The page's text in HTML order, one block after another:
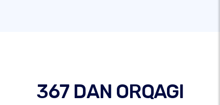
367 DAN ORQAGI